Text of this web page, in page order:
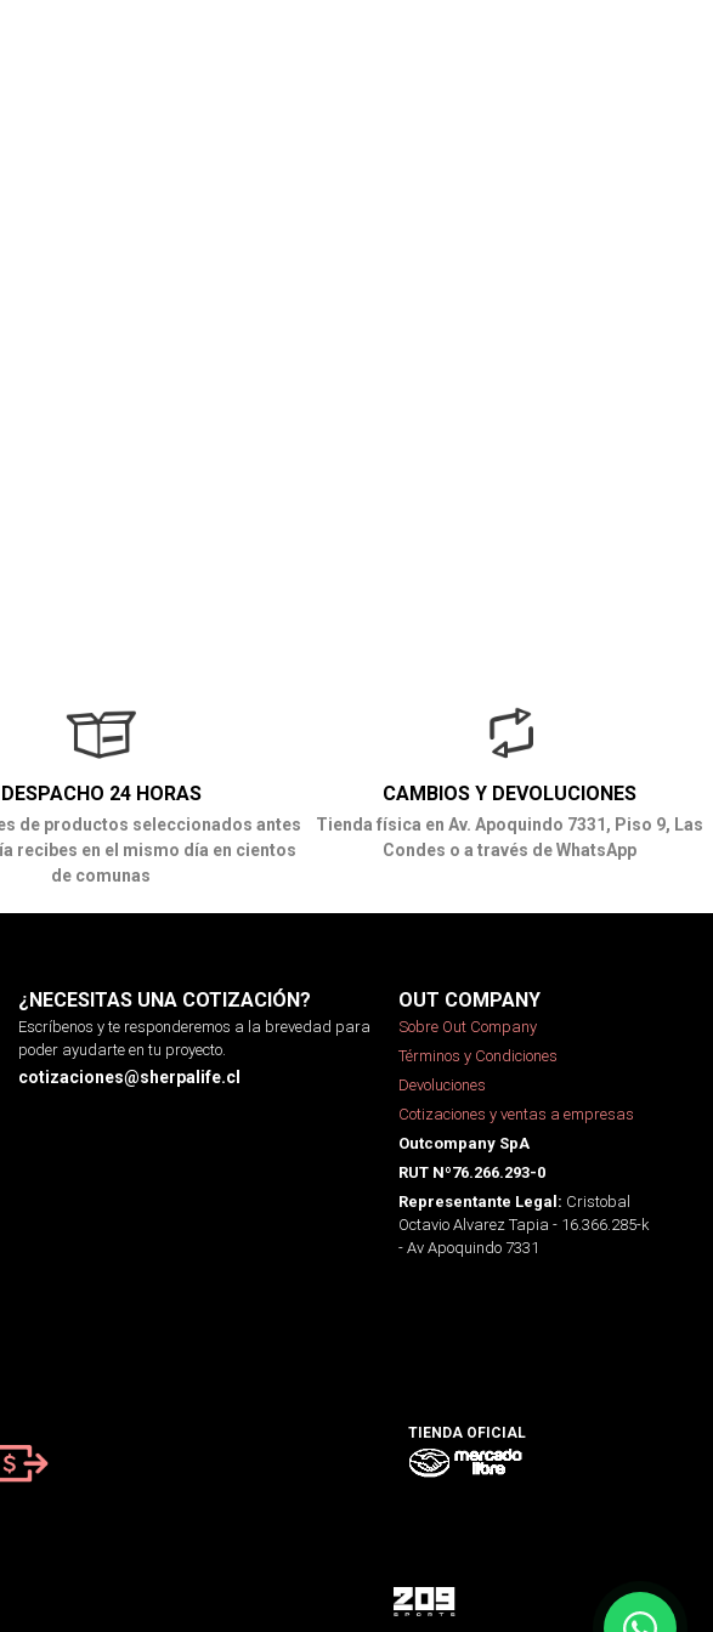
DESPACHO 24 HORAS
de productos seleccionados antes
recibes en el mismo día en cientos
de comunas
CAMBIOS Y DEVOLUCIONES
Tienda física en Av. Apoquindo 7331, Piso 9, Las
Condes o a través de WhatsApp
¿NECESITAS UNA COTIZACIÓN?
Escríbenos y te responderemos a la brevedad para
poder ayudarte en tu proyecto.
cotizaciones@sherpalife.cl
OUT COMPANY
Sobre Out Company
Términos y Condiciones
Devoluciones
Cotizaciones y ventas a empresas
Outcompany SpA
RUT Nº76.266.293-0
Representante Legal: Cristobal
Octavio Alvarez Tapia - 16.366.285-k
- Av Apoquindo 7331
TIENDA OFICIAL